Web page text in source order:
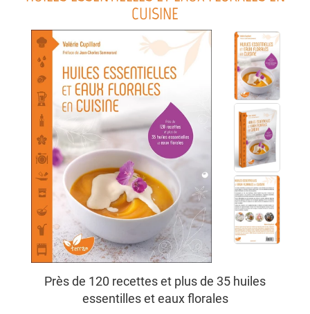
CUISINE
Près de 120 recettes et plus de 35 huiles
essentilles et eaux florales